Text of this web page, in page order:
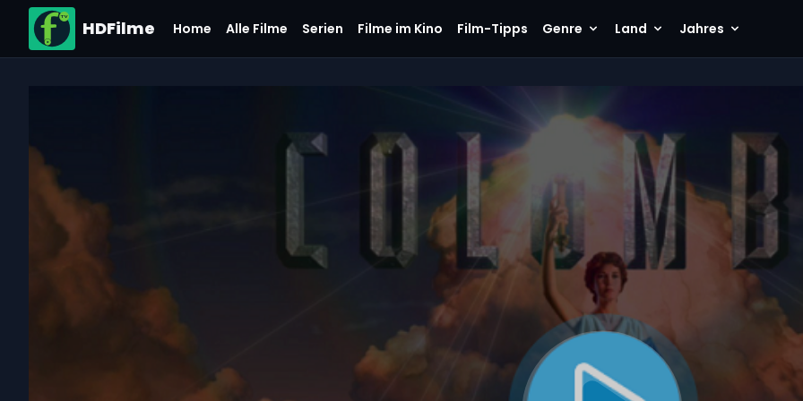
HDFilme Home Alle Filme Serien Filme im Kino Film-Tipps Genre Land Jahres